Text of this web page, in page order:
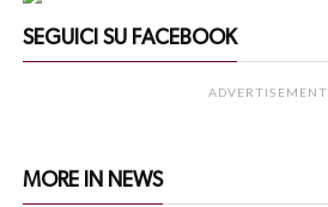
SEGUICI SU FACEBOOK
ADVERTISEMENT
MORE IN NEWS